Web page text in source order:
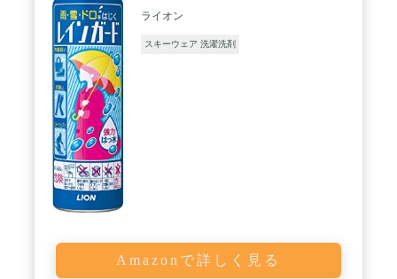
ライオン
スキーウェア 洗濯洗剤
Amazonで詳しく見る